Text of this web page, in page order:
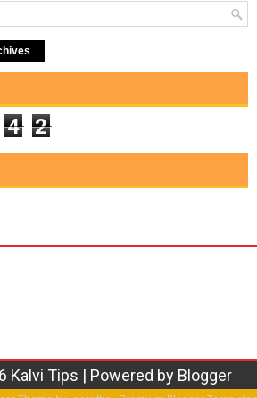
4 2
Kalvi Tips | Powered by Blogger